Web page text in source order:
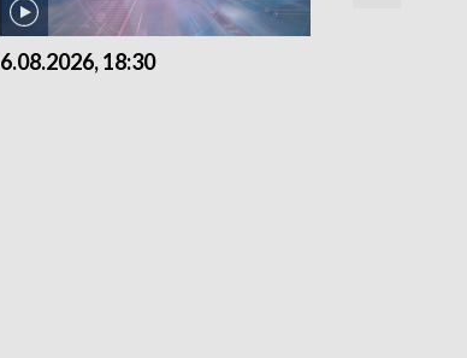
6.08.2026, 18:30